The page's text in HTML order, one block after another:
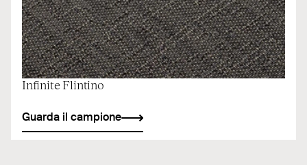
Infinite Flintino
Guarda il campione